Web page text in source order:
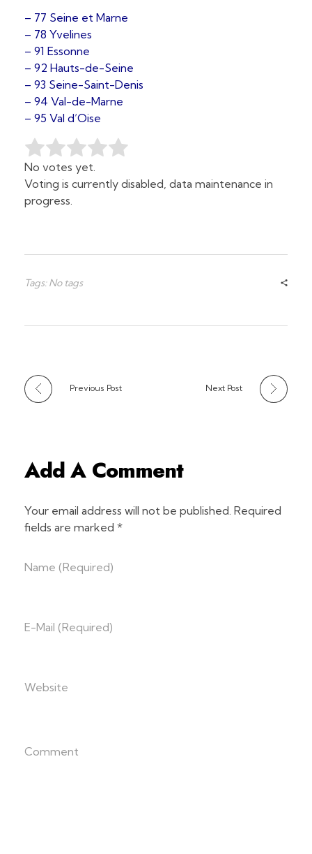
– 77 Seine et Marne
– 78 Yvelines
– 91 Essonne
– 92 Hauts-de-Seine
– 93 Seine-Saint-Denis
– 94 Val-de-Marne
– 95 Val d’Oise
No votes yet.
Voting is currently disabled, data maintenance in
progress.
Tags: No tags
Previous Post Next Post
Add A Comment
Your email address will not be published. Required
fields are marked *
Name (required)
E-Mail (required)
Website
Comment